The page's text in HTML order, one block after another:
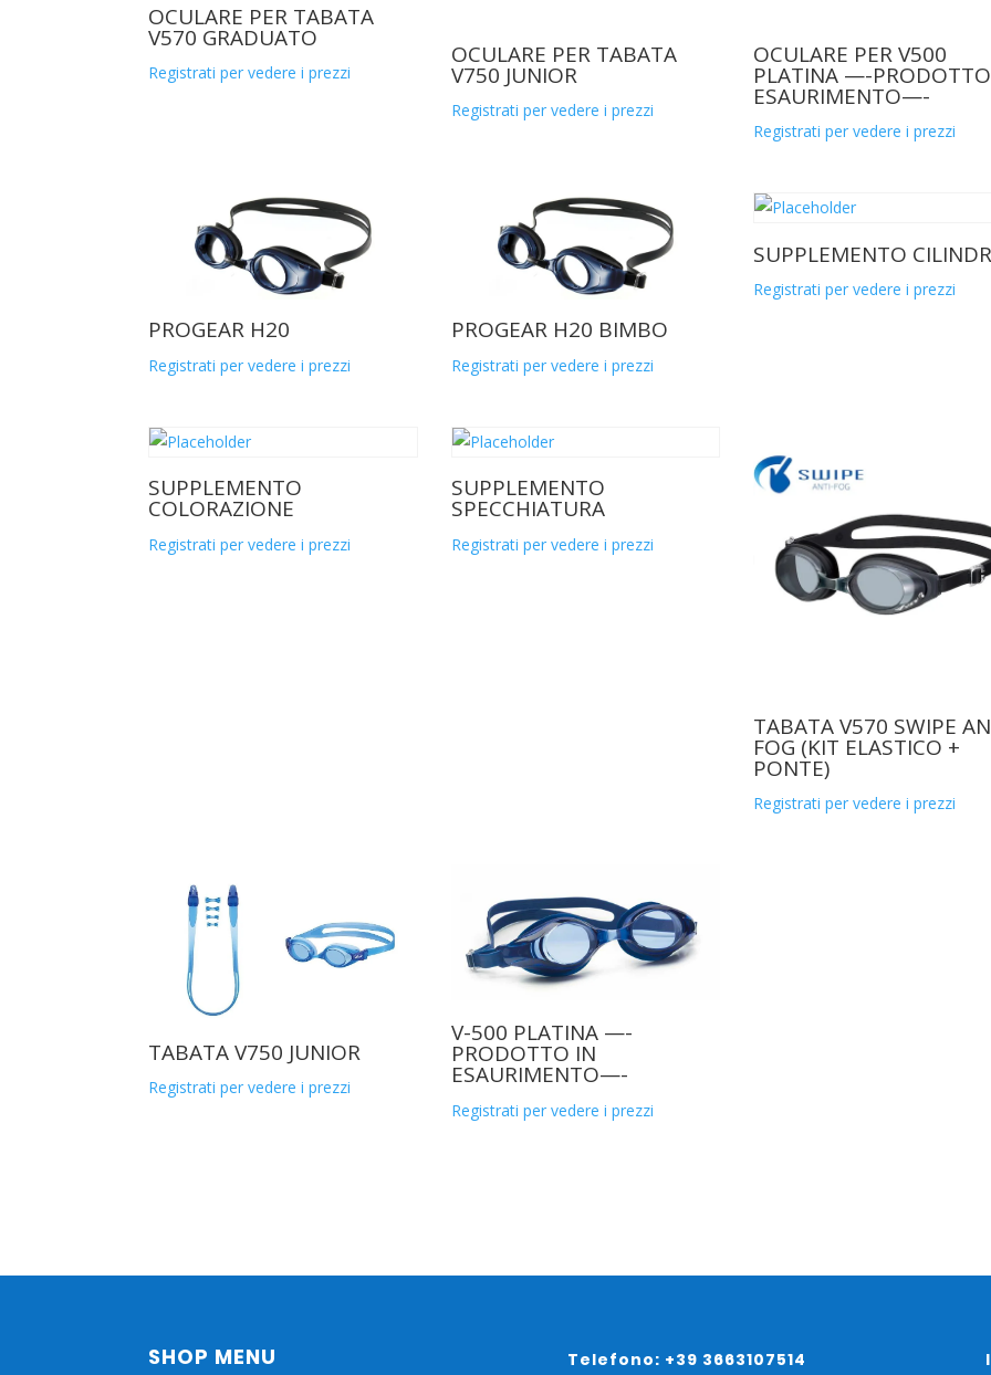
OCULARE PER TABATA
V570 GRADUATO
Registrati per vedere i prezzi
OCULARE PER TABATA
V750 JUNIOR
Registrati per vedere i prezzi
OCULARE PER V500
PLATINA —-
ESAURIMENTO—-
Registrati per vedere i prezzi
PROGEAR H20
Registrati per vedere i prezzi
PROGEAR H20 BIMBO
Registrati per vedere i prezzi
SUPPLEMENTO
Registrati per vedere i prezzi
SUPPLEMENTO
COLORAZIONE
Registrati per vedere i prezzi
SUPPLEMENTO
SPECCHIATURA
Registrati per vedere i prezzi
TABATA V570 SWIPE
FOG (KIT ELASTICO +
PONTE)
Registrati per vedere i prezzi
TABATA V750 JUNIOR
Registrati per vedere i prezzi
V-500 PLATINA —-
PRODOTTO IN
ESAURIMENTO—-
Registrati per vedere i prezzi
SHOP MENU Telefono: +39 3663107514